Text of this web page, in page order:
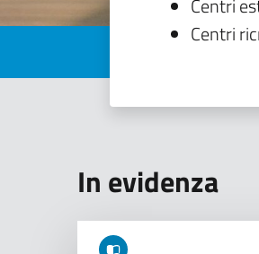
Centri
Centri
In evidenza